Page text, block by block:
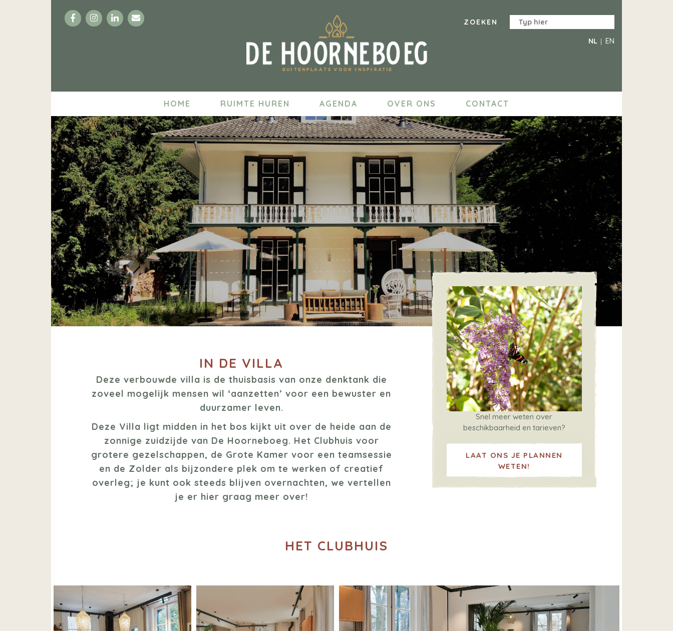
FacebookInstagram
LinkedIn
Email
NL EN
HOME RUIMTE HUREN AGENDA OVER ONS CONTACT
IN DE VILLA
Deze verbouwde villa is de thuisbasis van onze denktank die
zoveel mogelijk mensen wil ‘aanzetten’ voor een bewuster en
duurzamer leven.
Deze Villa ligt midden in het bos kijkt uit over de heide aan de
zonnige zuidzijde van De Hoorneboeg. Het Clubhuis voor
grotere gezelschappen, de Grote Kamer voor een teamsessie
en de Zolder als bijzondere plek om te werken of creatief
overleg; je kunt ook steeds blijven overnachten, we vertellen
je er hier graag meer over!
Snel meer weten over
beschikbaarheid en tarieven?
LAAT ONS JE PLANNEN
WETEN!
HET CLUBHUIS